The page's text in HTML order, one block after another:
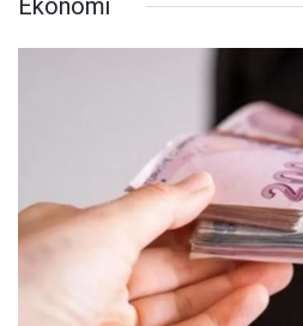
Ekonomi